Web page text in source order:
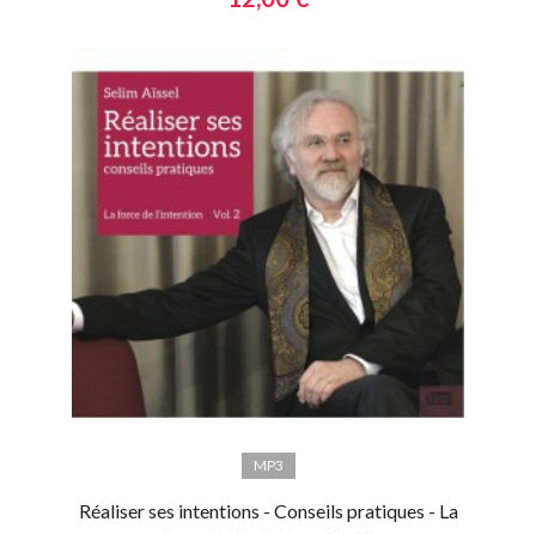
MP3
Réaliser ses intentions - Conseils pratiques - La